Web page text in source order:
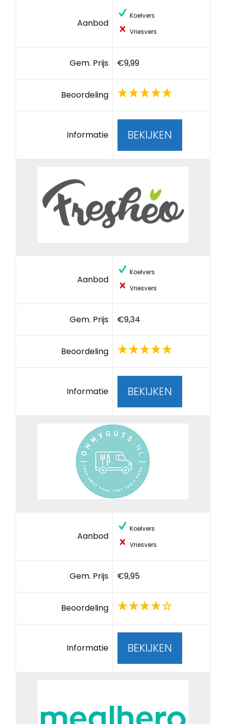
Aanbod
Koelvers
Vriesvers
Gem. Prijs €9,99
Beoordeling
Informatie BEKIJKEN
Aanbod
Koelvers
Vriesvers
Gem. Prijs €9,34
Beoordeling
Informatie BEKIJKEN
Aanbod
Koelvers
Vriesvers
Gem. Prijs €9,95
Beoordeling
Informatie BEKIJKEN